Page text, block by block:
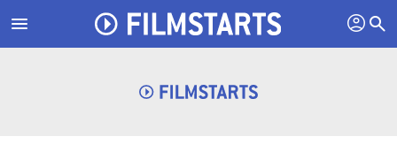
menu profil search